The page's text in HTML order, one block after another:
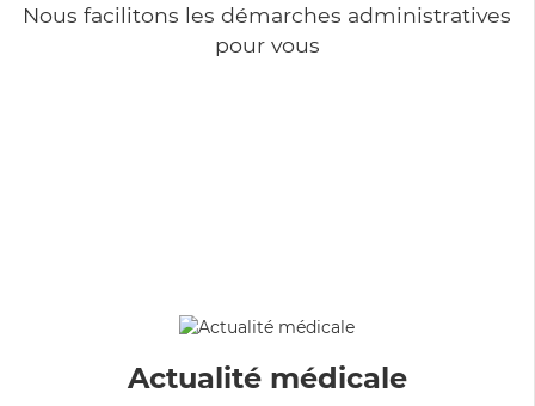
Nous facilitons les démarches administratives
pour vous
Actualité médicale